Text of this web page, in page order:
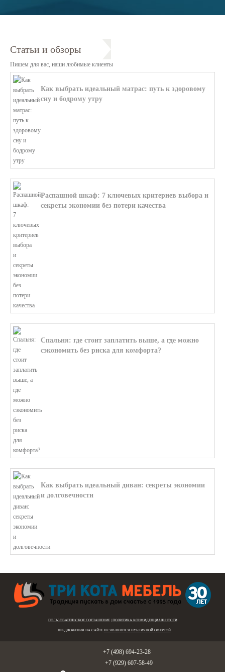
Статьи и обзоры
Пишем для вас, наши любимые клиенты
Как выбрать идеальный матрас: путь к здоровому
сну и бодрому утру
Распашной шкаф: 7 ключевых критериев выбора и
секреты экономии без потери качества
Спальня: где стоит заплатить выше, а где можно
сэкономить без риска для комфорта?
Как выбрать идеальный диван: секреты экономии
и долговечности
ПОЛЬЗОВАТЕЛЬСКОЕ СОГЛАШЕНИЕ| ПОЛИТИКА КОНФИДЕНЦИАЛЬНОСТИ
ПРЕДЛОЖЕНИЯ НА САЙТЕ НЕ ЯВЛЯЮТСЯ ПУБЛИЧНОЙ ОФЕРТОЙ
+7 (498) 694-23-28
+7 (929) 607-58-49